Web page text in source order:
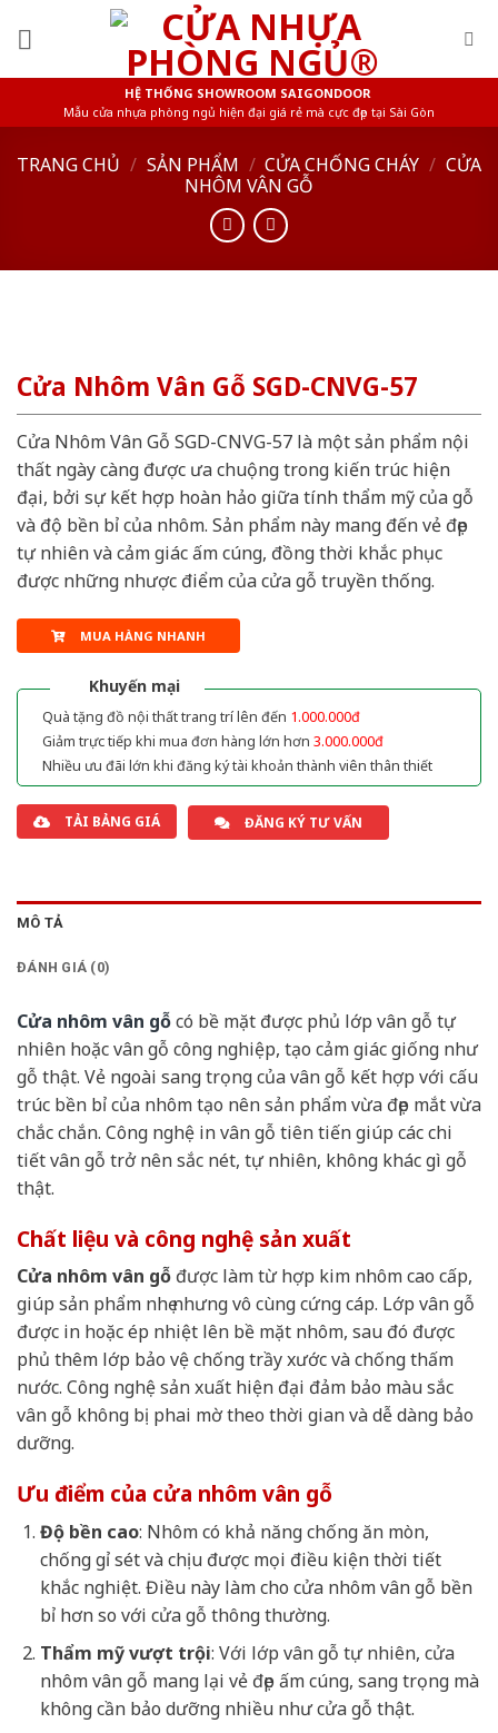
HỆ THỐNG SHOWROOM SAIGONDOOR
Mẫu cửa nhựa phòng ngủ hiện đại giá rẻ mà cực đẹp tại Sài Gòn
TRANG CHỦ / SẢN PHẨM / CỬA CHỐNG CHÁY / CỬA
NHÔM VÂN GỖ
Cửa Nhôm Vân Gỗ SGD-CNVG-57
Cửa Nhôm Vân Gỗ SGD-CNVG-57 là một sản phẩm nội
thất ngày càng được ưa chuộng trong kiến trúc hiện
đại, bởi sự kết hợp hoàn hảo giữa tính thẩm mỹ của gỗ
và độ bền bỉ của nhôm. Sản phẩm này mang đến vẻ đẹp
tự nhiên và cảm giác ấm cúng, đồng thời khắc phục
được những nhược điểm của cửa gỗ truyền thống.
MUA HÀNG NHANH
Khuyến mại
Quà tặng đồ nội thất trang trí lên đến 1.000.000đ
Giảm trực tiếp khi mua đơn hàng lớn hơn 3.000.000đ
Nhiều ưu đãi lớn khi đăng ký tài khoản thành viên thân thiết
TẢI BẢNG GIÁ ĐĂNG KÝ TƯ VẤN
MÔ TẢ
ĐÁNH GIÁ (0)
Cửa nhôm vân gỗcó bề mặt được phủ lớp vân gỗ tự
nhiên hoặc vân gỗ công nghiệp, tạo cảm giác giống như
gỗ thật. Vẻ ngoài sang trọng của vân gỗ kết hợp với cấu
trúc bền bỉ của nhôm tạo nên sản phẩm vừa đẹp mắt vừa
chắc chắn. Công nghệ in vân gỗ tiên tiến giúp các chi
tiết vân gỗ trở nên sắc nét, tự nhiên, không khác gì gỗ
thật.
Chất liệu và công nghệ sản xuất
Cửa nhôm vân gỗ được làm từ hợp kim nhôm cao cấp,
giúp sản phẩm nhẹ nhưng vô cùng cứng cáp. Lớp vân gỗ
được in hoặc ép nhiệt lên bề mặt nhôm, sau đó được
phủ thêm lớp bảo vệ chống trầy xước và chống thấm
nước. Công nghệ sản xuất hiện đại đảm bảo màu sắc
vân gỗ không bị phai mờ theo thời gian và dễ dàng bảo
dưỡng.
Ưu điểm của cửa nhôm vân gỗ
Độ bền cao: Nhôm có khả năng chống ăn mòn,
chống gỉ sét và chịu được mọi điều kiện thời tiết
khắc nghiệt. Điều này làm cho cửa nhôm vân gỗ bền
bỉ hơn so với cửa gỗ thông thường.
Thẩm mỹ vượt trội: Với lớp vân gỗ tự nhiên, cửa
nhôm vân gỗ mang lại vẻ đẹp ấm cúng, sang trọng mà
không cần bảo dưỡng nhiều như cửa gỗ thật.